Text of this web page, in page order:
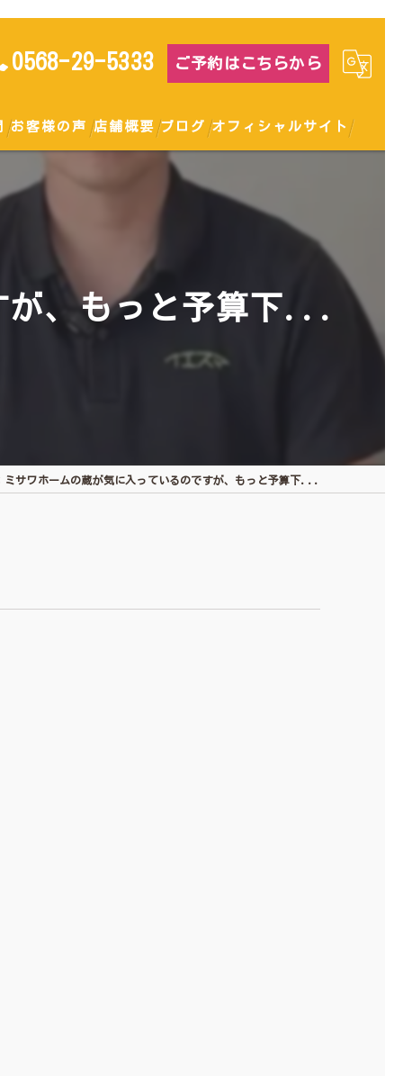
0568-29-5333 ご予約はこちらから
お客様の声 店舗概要 ブログ オフィシャルサイト
が、もっと予算下...
ミサワホームの蔵が気に入っているのですが、もっと予算下...